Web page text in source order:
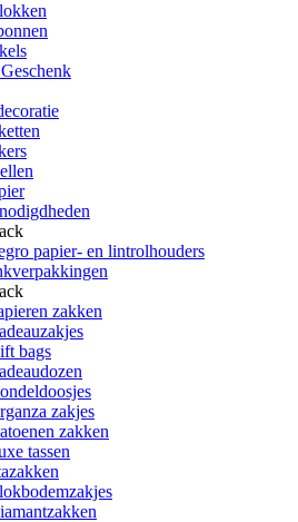
papier- en lintrolhouders
zakken
bags
zakjes
zakken
tassen